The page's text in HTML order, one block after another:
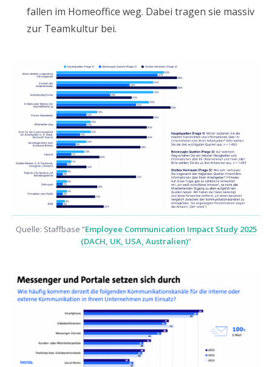
fallen im Homeoffice weg. Dabei tragen sie massiv
zur Teamkultur bei.
Quelle: Staffbase “Employee Communication Impact Study 2025
(DACH, UK, USA, Australien)“